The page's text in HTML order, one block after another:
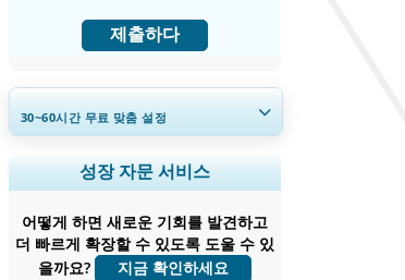
제출하다
30~60시간무료 맞춤 설정
지역 및 국가 범위 확장, 세그먼트 분석,
기업 프로필, 경쟁 벤치마킹, 및 최종 사용
지금 맞춤 설정
성장 자문 서비스
어떻게 하면 새로운 기회를 발견하고
더 빠르게 확장할 수 있도록 도울 수 있
을까요?
지금 확인하세요